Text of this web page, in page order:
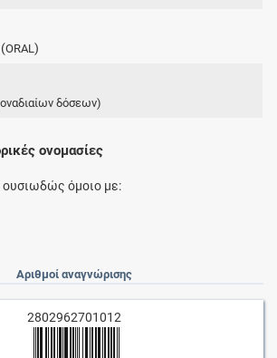
ORAL )
δόσεων)
ονομασίες
ουσιωδώς όμοιο με:
Αριθμοί αναγνώρισης
2802962701012